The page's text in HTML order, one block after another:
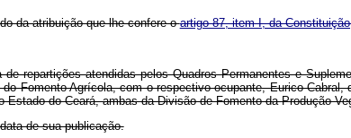
da atribuição que lhe confere oartigo 87, item I, da
repartições atendidas pelos Quadros Permanentes e
Fomento Agrícola, com o respectivo ocupante, Eurico
do Ceará, ambas da Divisão de Fomento da Produção
de sua publicação.